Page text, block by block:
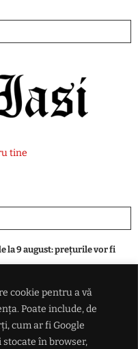
cookie pentru a vă
Poate include, de
cum ar fi Google
în browser,
tine
la 9 august: prețurile vor fi
la 100% pentru țările care